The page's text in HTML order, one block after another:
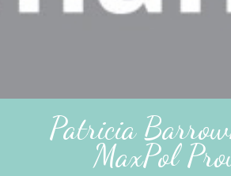
Patricia
MaxPol